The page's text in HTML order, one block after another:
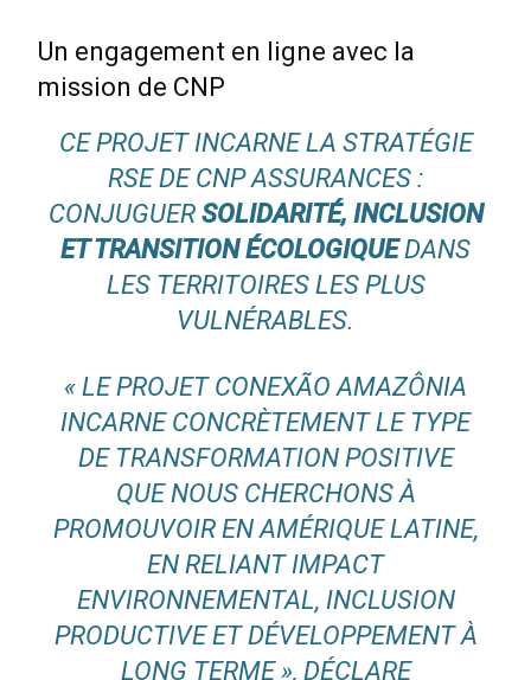
Un engagement en ligne avec la
mission de CNP
CE PROJET INCARNE LA STRATÉGIE
RSE DE CNP ASSURANCES :
CONJUGUER SOLIDARITÉ, INCLUSION
ET TRANSITION ÉCOLOGIQUEDANS
LES TERRITOIRES LES PLUS
VULNÉRABLES.
« LE PROJET CONEXÃO AMAZÔNIA
INCARNE CONCRÈTEMENT LE TYPE
DE TRANSFORMATION POSITIVE
QUE NOUS CHERCHONS À
PROMOUVOIR EN AMÉRIQUE LATINE,
EN RELIANT IMPACT
ENVIRONNEMENTAL, INCLUSION
PRODUCTIVE ET DÉVELOPPEMENT À
LONG TERME », DÉCLARE